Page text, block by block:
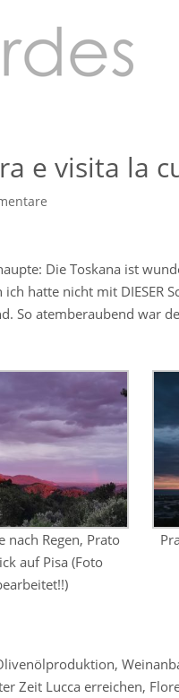
e visita la
Die Toskana ist
hatte nicht mit DIESER
So atemberaubend war
nach Regen, Prato
auf Pisa (Foto
Zeit Lucca erreichen,